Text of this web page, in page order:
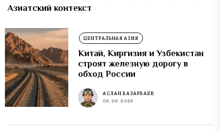
Азиатский контекст
ЦЕНТРАЛЬНАЯ АЗИЯ
Китай, Киргизия и Узбекистан
строят железную дорогу в
обход России
АСЛАН БАЗАРБАЕВ
06.08.2026